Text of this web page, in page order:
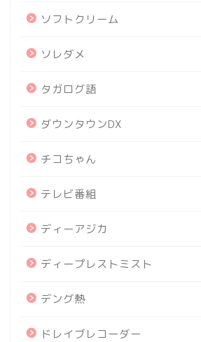
ソフトクリーム
ソレダメ
タガログ語
ダウンタウンDX
チコちゃん
テレビ番組
ディーアジカ
ディープレストミスト
デング熱
ドレイブレコーダー